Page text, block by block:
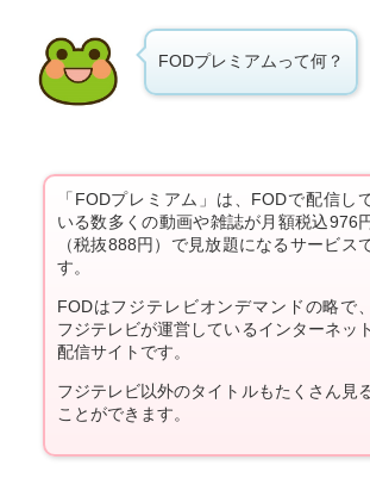
FODプレミアムって何？
「FODプレミアム」は、FODで配信し
いる数多くの動画や雑誌が月額税込976
（税抜888円）で見放題になるサービス
す。
FODはフジテレビオンデマンドの略で、
フジテレビが運営しているインターネット
配信サイトです。
フジテレビ以外のタイトルもたくさん見
ことができます。